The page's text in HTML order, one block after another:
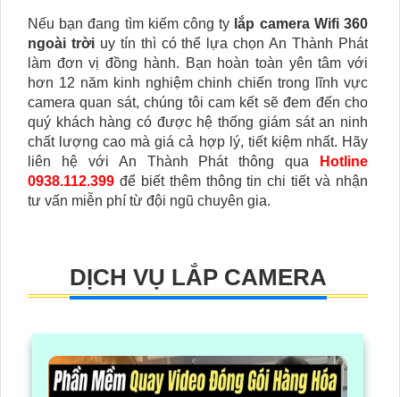
Nếu bạn đang tìm kiếm công ty lắp camera Wifi 360
ngoài trờiuy tín thì có thể lựa chọn An Thành Phát
làm đơn vị đồng hành. Bạn hoàn toàn yên tâm với
hơn 12 năm kinh nghiệm chinh chiến trong lĩnh vực
camera quan sát, chúng tôi cam kết sẽ đem đến cho
quý khách hàng có được hệ thống giám sát an ninh
chất lượng cao mà giá cả hợp lý, tiết kiệm nhất. Hãy
liên hệ với An Thành Phát thông qua
Hotline
0938.112.399 để biết thêm thông tin chi tiết và nhận
tư vấn miễn phí từ đội ngũ chuyên gia.
DỊCH VỤ LẮP CAMERA